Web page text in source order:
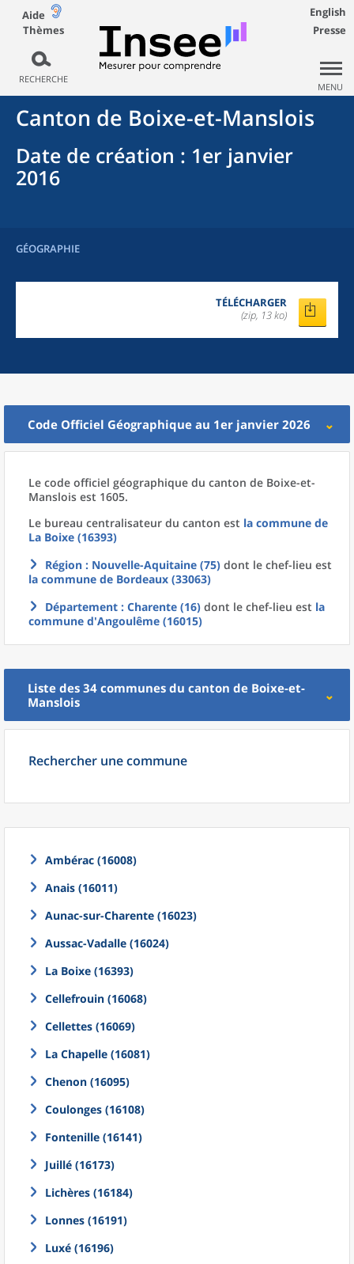
Aide
Thèmes
RECHERCHE
English
Presse
MENU
Canton de Boixe-et-Manslois
Date de création : 1er janvier
2016
GÉOGRAPHIE
TÉLÉCHARGER
(zip, 13 ko)
Code Officiel Géographique au 1er janvier 2026
Le code officiel géographique du canton de Boixe-et-
Manslois est 1605.
Le bureau centralisateur du canton est la commune de
La Boixe (16393)
Région : Nouvelle-Aquitaine (75) dont le chef-lieu est
la commune de Bordeaux (33063)
Département : Charente (16) dont le chef-lieu est la
commune d'Angoulême (16015)
Liste des 34 communes du canton de Boixe-et-
Manslois
Rechercher une commune
Ambérac (16008)
Anais (16011)
Aunac-sur-Charente (16023)
Aussac-Vadalle (16024)
La Boixe (16393)
Cellefrouin (16068)
Cellettes (16069)
La Chapelle (16081)
Chenon (16095)
Coulonges (16108)
Fontenille (16141)
Juillé (16173)
Lichères (16184)
Lonnes (16191)
Luxé (16196)